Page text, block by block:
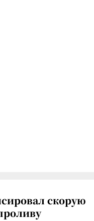
скорую